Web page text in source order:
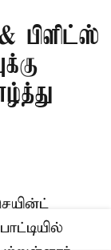
பிளிட்ஸ்